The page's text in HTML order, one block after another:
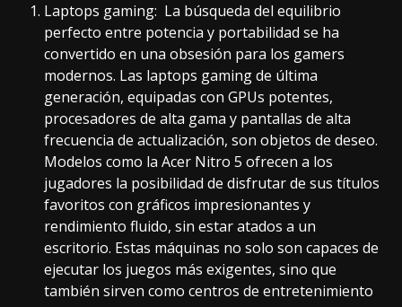
Laptops gaming: La búsqueda del equilibrio
perfecto entre potencia y portabilidad se ha
convertido en una obsesión para los gamers
modernos. Las laptops gaming de última
generación, equipadas con GPUs potentes,
procesadores de alta gama y pantallas de alta
frecuencia de actualización, son objetos de deseo.
Modelos como la Acer Nitro 5 ofrecen a los
jugadores la posibilidad de disfrutar de sus títulos
favoritos con gráficos impresionantes y
rendimiento fluido, sin estar atados a un
escritorio. Estas máquinas no solo son capaces de
ejecutar los juegos más exigentes, sino que
también sirven como centros de entretenimiento